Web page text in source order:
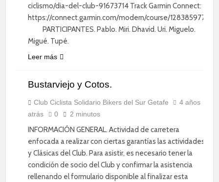
ciclismo/dia-del-club-91673714 Track Garmin Connect:
https://connect.garmin.com/modern/course/128385977
PARTICIPANTES. Pablo. Miri. Dhavid. Uri. Miguelo.
Migué. Tupé.
Leer más
CARRETERA
DIVERSIÓN
ENTRENAMIENTO
Bustarviejo y Cotos.
Club Ciclista Solidario Bikers del Sur Getafe
4 años
atrás
0 2 minutos
INFORMACIÓN GENERAL. Actividad de carretera
enfocada a realizar con ciertas garantías las actividades
y Clásicas del Club. Para asistir, es necesario tener la
condición de socio del Club y confirmar la asistencia
rellenando el formulario disponible al finalizar esta